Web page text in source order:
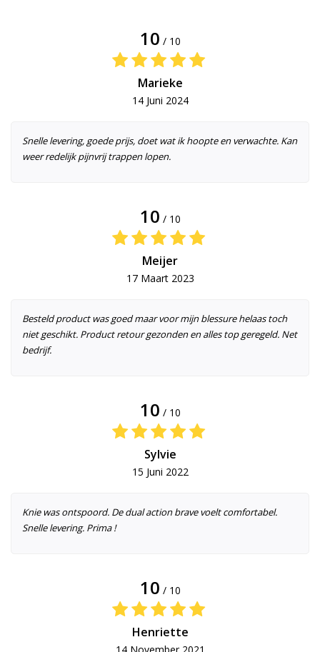
10 / 10
Marieke
14 Juni 2024
Snelle levering, goede prijs, doet wat ik hoopte en verwachte. Kan
weer redelijk pijnvrij trappen lopen.
10 / 10
Meijer
17 Maart 2023
Besteld product was goed maar voor mijn blessure helaas toch
niet geschikt. Product retour gezonden en alles top geregeld. Net
bedrijf.
10 / 10
Sylvie
15 Juni 2022
Knie was ontspoord. De dual action brave voelt comfortabel.
Snelle levering. Prima !
10 / 10
Henriette